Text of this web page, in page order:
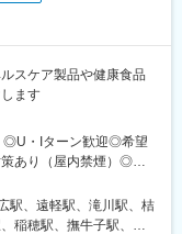
スケア製品や健康食品
ます
◎U・Iターン歓迎◎希望
あり（屋内禁煙）◎オ
／青森／岩手／秋田／山
／埼玉／千葉■北陸・甲
■東海静岡／愛知／三重
駅、遠軽駅、滝川駅、桔
稲穂駅、撫牛子駅、羽